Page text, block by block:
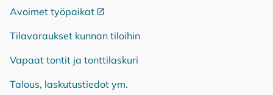
Avoimet työpaikat Ulkoinen linkki
Tilavaraukset kunnan tiloihin
Vapaat tontit ja tonttilaskuri
Talous, laskutustiedot ym.